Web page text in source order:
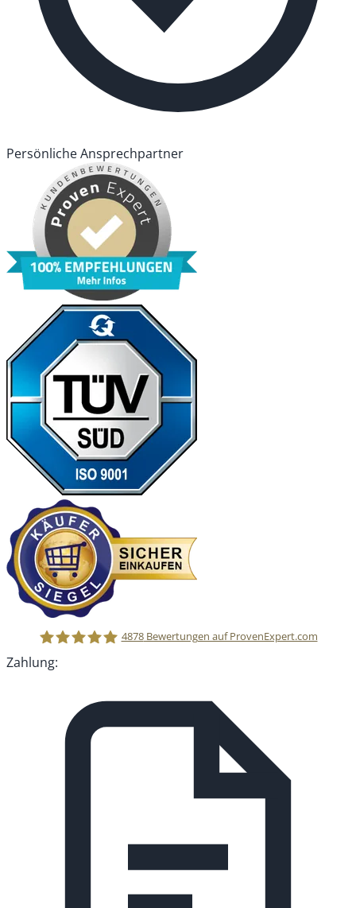
Persönliche Ansprechpartner
4878Bewertungen auf ProvenExpert.com
Zahlung: